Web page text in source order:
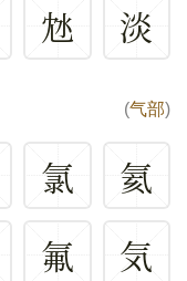
沊 淡
(气部)
氯
氦
氟 気